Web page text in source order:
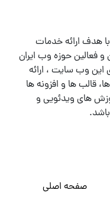
پرشین اسکریپت در سال ۱۳۸۶ با هدف ارائه خدمات
و فعالین حوزه وب ایران
این وب سایت ، ارائه
قالب ها و افزونه ها
های ویدئویی و
صفحه اصلی